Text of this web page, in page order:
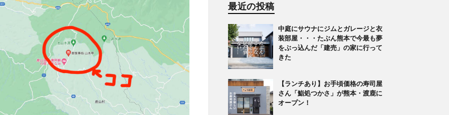
最近の投稿
中庭にサウナにジムとガレージと衣
装部屋・・・たぶん熊本で今最も夢
をぶっ込んだ「建売」の家に行って
きた
【ランチあり】お手頃価格の寿司屋
さん「鮨処つかさ」が熊本・渡鹿に
オープン！